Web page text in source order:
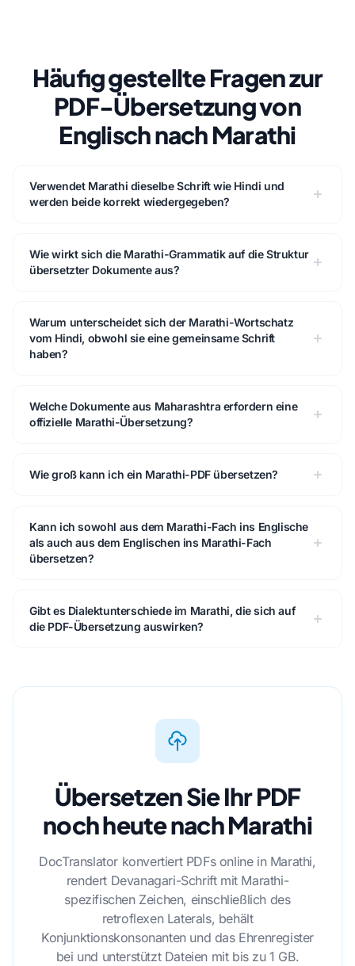
Häufig gestellte Fragen zur
PDF-Übersetzung von
Englisch nach Marathi
Verwendet Marathi dieselbe Schrift wie Hindi und
werden beide korrekt wiedergegeben?
Wie wirkt sich die Marathi-Grammatik auf die Struktur
übersetzter Dokumente aus?
Warum unterscheidet sich der Marathi-Wortschatz
vom Hindi, obwohl sie eine gemeinsame Schrift
haben?
Welche Dokumente aus Maharashtra erfordern eine
offizielle Marathi-Übersetzung?
Wie groß kann ich ein Marathi-PDF übersetzen?
Kann ich sowohl aus dem Marathi-Fach ins Englische
als auch aus dem Englischen ins Marathi-Fach
übersetzen?
Gibt es Dialektunterschiede im Marathi, die sich auf
die PDF-Übersetzung auswirken?
Übersetzen Sie Ihr PDF
noch heute nach Marathi
DocTranslator konvertiert PDFs online in Marathi,
rendert Devanagari-Schrift mit Marathi-
spezifischen Zeichen, einschließlich des
retroflexen Laterals, behält
Konjunktionskonsonanten und das Ehrenregister
bei und unterstützt Dateien mit bis zu 1 GB.